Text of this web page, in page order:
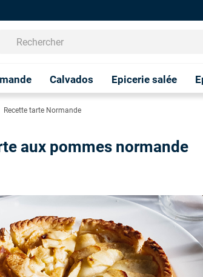
Calvados Epicerie salée
Recette tarte Normande
aux pommes normande